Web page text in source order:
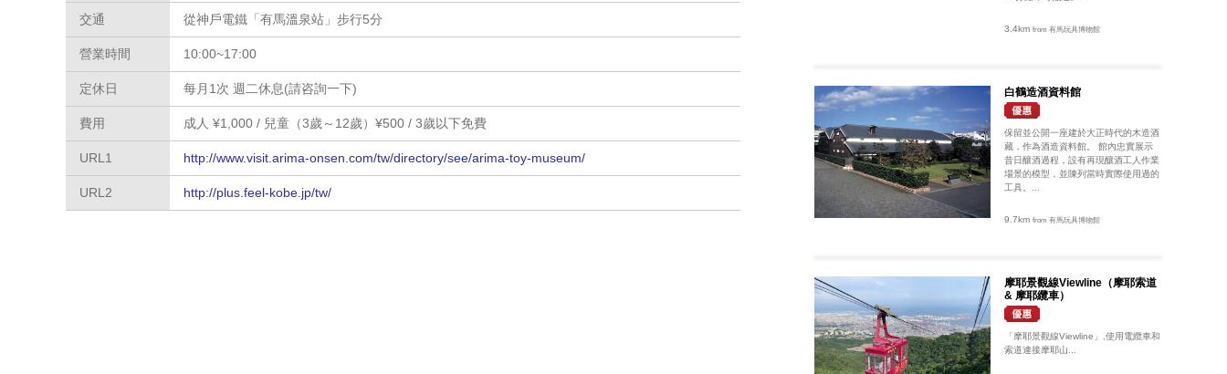
交通 從神戶電鐵「有馬溫泉站」步行5分
營業時間 10:00~17:00
定休日 每月1次 週二休息(請咨詢一下)
費用 成人 ¥1,000 / 兒童（3歲～12歲）¥500 / 3歲以下免費
URL1 http://www.visit.arima-onsen.com/tw/directory/see/arima-toy-museum/
URL2 http://plus.feel-kobe.jp/tw/
3.4kmfrom 有馬玩具博物館
白鶴造酒資料館
保留並公開一座建於大正時代的木造酒
藏，作為酒造資料館。 館內忠實展示
昔日釀酒過程，設有再現釀酒工人作業
場景的模型，並陳列當時實際使用過的
工具。...
9.7kmfrom 有馬玩具博物館
摩耶景觀線Viewline（摩耶索道
& 摩耶纜車）
「摩耶景觀線Viewline」,使用電纜車和
索道連接摩耶山...